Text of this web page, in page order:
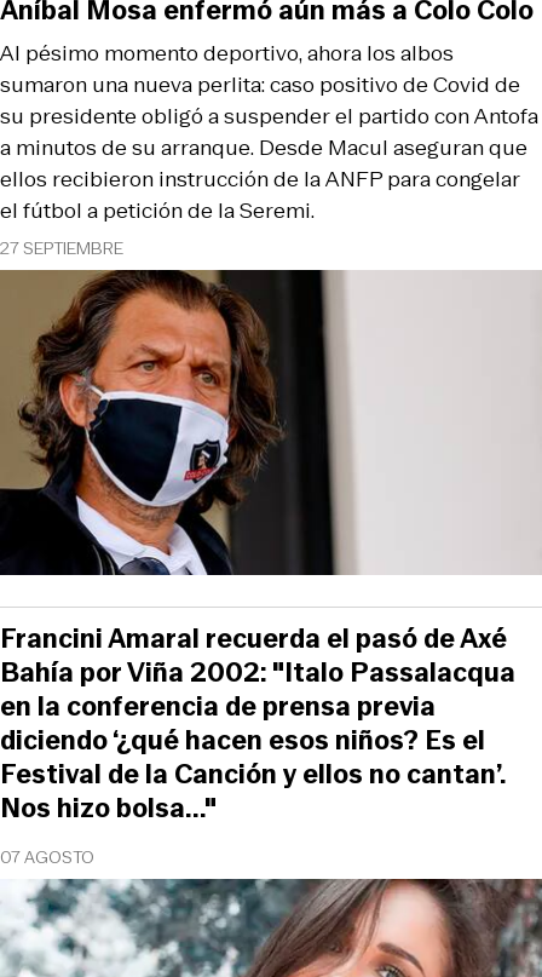
27 SEPTIEMBRE
Al pésimo momento deportivo, ahora los albos
sumaron una nueva perlita: caso positivo de Covid de
su presidente obligó a suspender el partido con Antofa
a minutos de su arranque. Desde Macul aseguran que
ellos recibieron instrucción de la ANFP para congelar
el fútbol a petición de la Seremi.
Aníbal Mosa enfermó aún más a Colo Colo
07 AGOSTO
Francini Amaral recuerda el pasó de Axé
Bahía por Viña 2002: "Italo Passalacqua
en la conferencia de prensa previa
diciendo ‘¿qué hacen esos niños? Es el
Festival de la Canción y ellos no cantan’.
Nos hizo bolsa..."